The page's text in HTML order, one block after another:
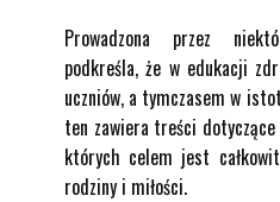
Prowadzona przez
podkreśla, że w edukacji
uczniów, a tymczasem w
ten zawiera treści
których celem jest
rodziny i miłości.